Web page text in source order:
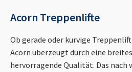
Acorn Treppenlifte
Ob gerade oder kurvige
Acorn überzeugt durch eine
hervorragende Qualität. Das